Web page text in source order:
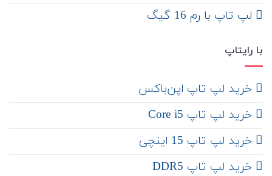
لپ تاپ با رم 16 گیگ
با رایتاپ
‌ خرید لپ تاپ اپن‌باکس
خرید لپ تاپ Core i5
‌‌ خرید لپ تاپ 15 اینچی
خرید لپ تاپ DDR5